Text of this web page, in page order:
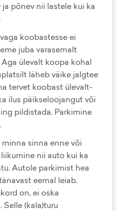
põnev nii lastele kui ka
koobastesse ei
juba varasemalt
ülevalt koopa kohal
läheb väike jalgtee
tervet koobast ülevalt-
ilus päikseloojangut või
pildistada. Parkimine
sinna enne või
nii auto kui ka
Autole parkimist hea
eemal leiab.
on, ei oska
(kala)turu